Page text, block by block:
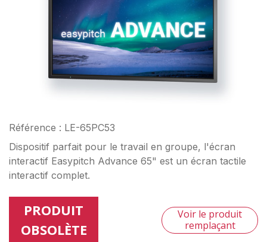
Référence : LE-65PC53
Dispositif parfait pour le travail en groupe, l'écran
interactif Easypitch Advance 65" est un écran tactile
interactif complet.
PRODUIT
OBSOLÈTE
Voir le produit
remplaçant